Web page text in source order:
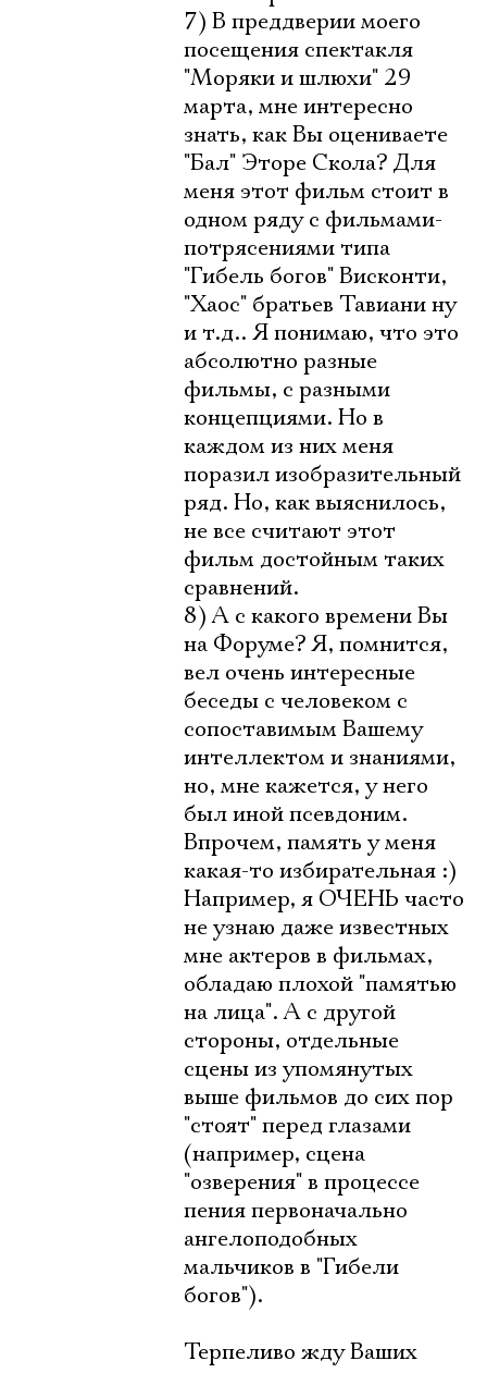
7) В преддверии моего
посещения спектакля
"Моряки и шлюхи" 29
марта, мне интересно
знать, как Вы оцениваете
"Бал" Эторе Скола? Для
меня этот фильм стоит в
одном ряду с фильмами-
потрясениями типа
"Гибель богов" Висконти,
"Хаос" братьев Тавиани ну
и т.д.. Я понимаю, что это
абсолютно разные
фильмы, с разными
концепциями. Но в
каждом из них меня
поразил изобразительный
ряд. Но, как выяснилось,
не все считают этот
фильм достойным таких
сравнений.
8) А с какого времени Вы
на Форуме? Я, помнится,
вел очень интересные
беседы с человеком с
сопоставимым Вашему
интеллектом и знаниями,
но, мне кажется, у него
был иной псевдоним.
Впрочем, память у меня
какая-то избирательная :)
Например, я ОЧЕНЬ часто
не узнаю даже известных
мне актеров в фильмах,
обладаю плохой "памятью
на лица". А с другой
стороны, отдельные
сцены из упомянутых
выше фильмов до сих пор
"стоят" перед глазами
(например, сцена
"озверения" в процессе
пения первоначально
ангелоподобных
мальчиков в "Гибели
богов").
Терпеливо жду Ваших
Электропочта
Имя
Ознакомиться